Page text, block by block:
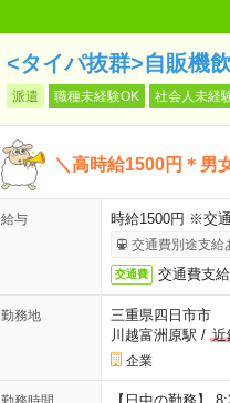
<タイパ抜群>自販機
派遣 職種未経験OK 社会人未経
＼高時給1500円＊男
給与 時給1500円 ※交
交通費別途支給
交通費 交通費支
勤務地
三重県四日市市
川越富洲原駅 / 近
企業